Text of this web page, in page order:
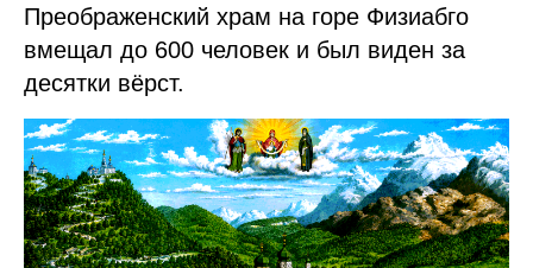
Преображенский храм на горе Физиабго
вмещал до 600 человек и был виден за
десятки вёрст.